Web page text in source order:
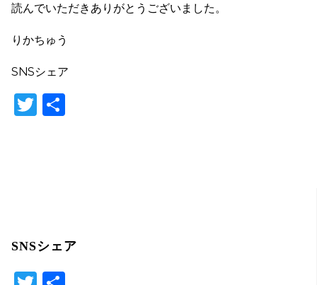
読んでいただきありがとうございました。
りかちゅう
SNSシェア
T
SNSシェア